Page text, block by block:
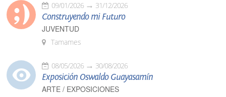
09/01/2026 31/12/2026
Construyendo mi Futuro
JUVENTUD
Tamames
08/05/2026 30/08/2026
Exposición Oswaldo Guayasamín
ARTE / EXPOSICIONES